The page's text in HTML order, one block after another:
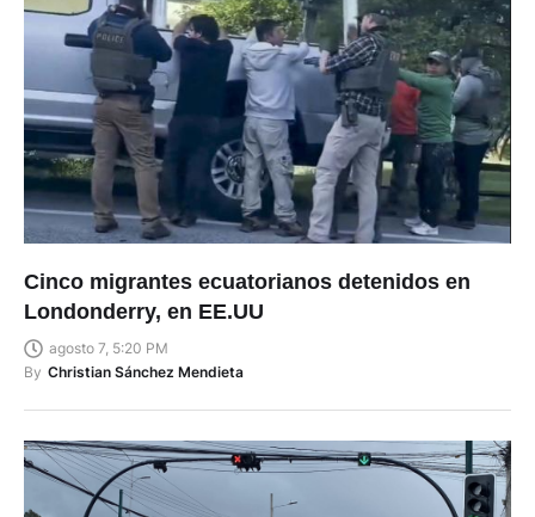
Cinco migrantes ecuatorianos detenidos en
Londonderry, en EE.UU
agosto 7, 5:20 PM
By Christian Sánchez Mendieta